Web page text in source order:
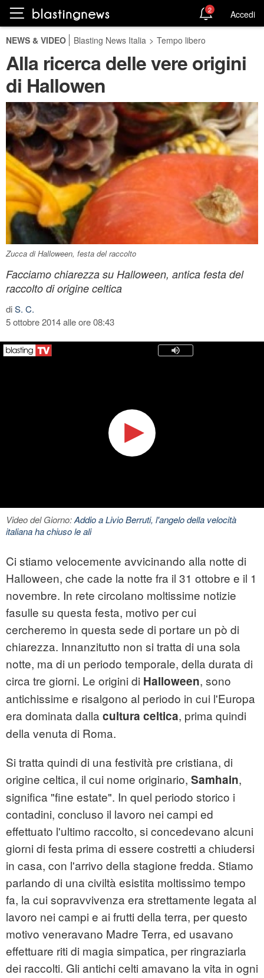
2 Accedi
NEWS & VIDEO Blasting News Italia > Tempo libero
Alla ricerca delle vere origini
di Hallowen
Zucca di Halloween, festa del raccolto
Facciamo chiarezza su Halloween, antica festa del
raccolto di origine celtica
diS. C.
5 ottobre 2014 alle ore 08:43
Video del Giorno:Addio a Livio Berruti, l'angelo della velocità
italiana ha chiuso le ali
Ci stiamo velocemente avvicinando alla notte di
Halloween, che cade la notte fra il 31 ottobre e il 1
novembre. In rete circolano moltissime notizie
fasulle su questa festa, motivo per cui
cercheremo in questa sede di portare un pò di
chiarezza. Innanzitutto non si tratta di una sola
notte, ma di un periodo temporale, della durata di
circa tre giorni. Le origini di Halloween, sono
antichissime e risalgono al periodo in cui l'Europa
era dominata dalla cultura celtica, prima quindi
della venuta di Roma.
Si tratta quindi di una festività pre cristiana, di
origine celtica, il cui nome originario, Samhain,
significa "fine estate". In quel periodo storico i
contadini, concluso il lavoro nei campi ed
effettuato l'ultimo raccolto, si concedevano alcuni
giorni di festa prima di essere costretti a chiudersi
in casa, con l'arrivo della stagione fredda. Stiamo
parlando di una civiltà esistita moltissimo tempo
fa, la cui sopravvivenza era strettamente legata al
lavoro nei campi e ai frutti della terra, per questo
motivo veneravano Madre Terra, ed usavano
effettuare riti di magia simpatica, per ringraziarla
dei raccolti. Gli antichi celti amavano la vita in ogni